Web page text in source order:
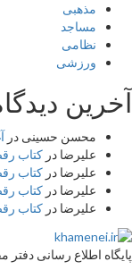
مذهبی
مساجد
نظامی
ورزشی
آخرین
محسن حسینی در
علیرضا در کتاب
علیرضا در کتاب
علیرضا در کتاب
علیرضا در کتاب
پایگاه اطلاع رسانی